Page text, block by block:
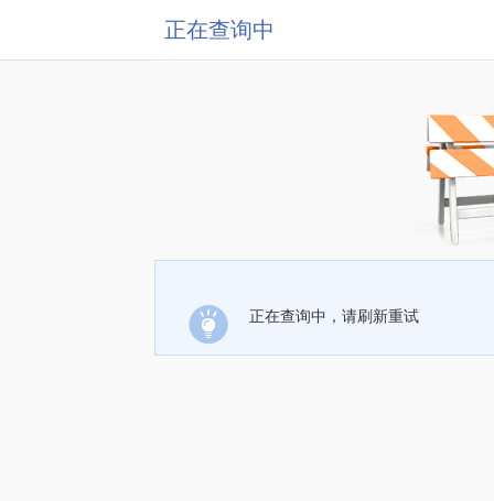
正在查询中
正在查询中，请刷新重试